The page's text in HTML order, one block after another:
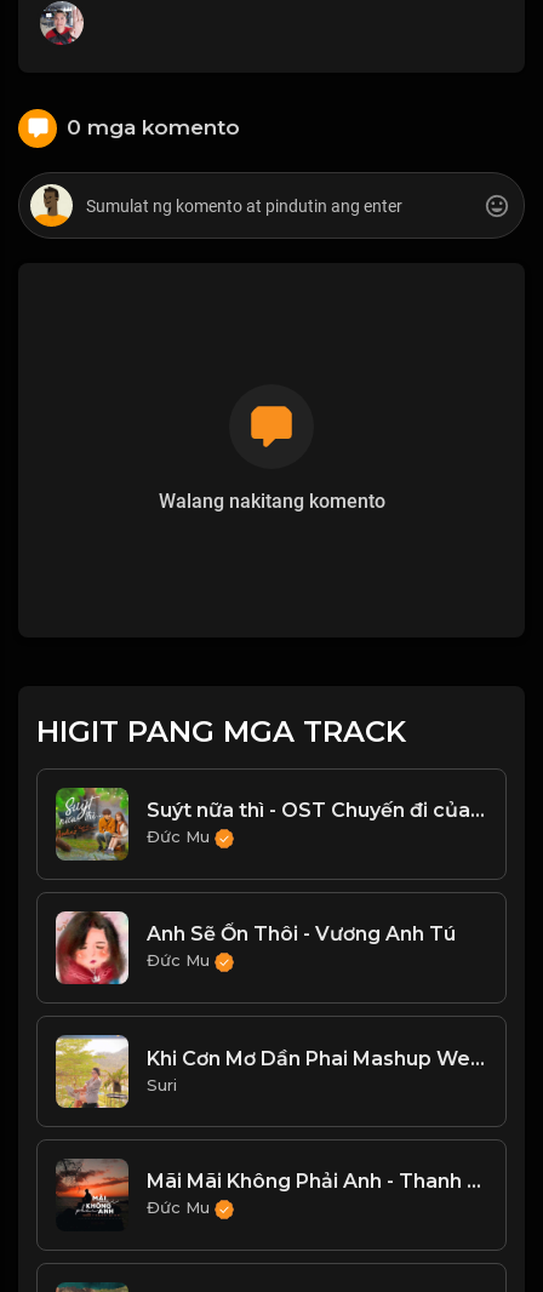
0 mga komento
Walang nakitang komento
HIGIT PANG MGA TRACK
Suýt nữa thì - OST Chuyến đi của thanh xuân
Đức Mu
Anh Sẽ Ổn Thôi - Vương Anh Tú
Đức Mu
Khi Cơn Mơ Dần Phai Mashup Wedding Dress
Suri
Mãi Mãi Không Phải Anh - Thanh Bình (lofi ver.)
Đức Mu